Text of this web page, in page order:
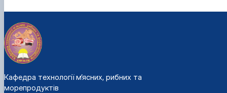
Кафедра технології м’ясних, рибних та
морепродуктів